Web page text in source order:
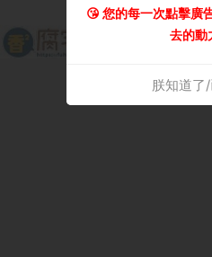
😘 您的每一次點擊廣
去的動
朕知道了